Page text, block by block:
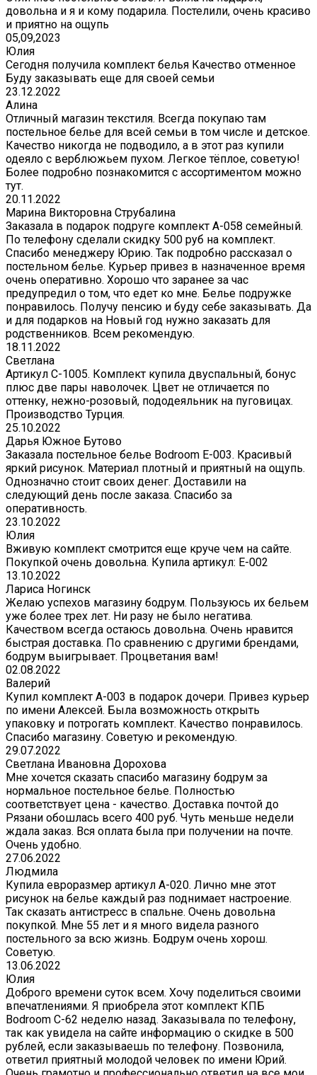
довольна и я и кому подарила. Постелили, очень красиво
и приятно на ощупь
05,09,2023
Юлия
Сегодня получила комплект белья Качество отменное
Буду заказывать еще для своей семьи
23.12.2022
Алина
Отличный магазин текстиля. Всегда покупаю там
постельное белье для всей семьи в том числе и детское.
Качество никогда не подводило, а в этот раз купили
одеяло с верблюжьем пухом. Легкое тёплое, советую!
Более подробно познакомится с ассортиментом можно
тут.
20.11.2022
Марина Викторовна Струбалина
Заказала в подарок подруге комплект А-058 семейный.
По телефону сделали скидку 500 руб на комплект.
Спасибо менеджеру Юрию. Так подробно рассказал о
постельном белье. Курьер привез в назначенное время
очень оперативно. Хорошо что заранее за час
предупредил о том, что едет ко мне. Белье подружке
понравилось. Получу пенсию и буду себе заказывать. Да
и для подарков на Новый год нужно заказать для
родственников. Всем рекомендую.
18.11.2022
Светлана
Артикул С-1005. Комплект купила двуспальный, бонус
плюс две пары наволочек. Цвет не отличается по
оттенку, нежно-розовый, пододеяльник на пуговицах.
Производство Турция.
25.10.2022
Дарья Южное Бутово
Заказала постельное белье Bodroom E-003. Красивый
яркий рисунок. Материал плотный и приятный на ощупь.
Однозначно стоит своих денег. Доставили на
следующий день после заказа. Спасибо за
оперативность.
23.10.2022
Юлия
Вживую комплект смотрится еще круче чем на сайте.
Покупкой очень довольна. Купила артикул: E-002
13.10.2022
Лариса Ногинск
Желаю успехов магазину бодрум. Пользуюсь их бельем
уже более трех лет. Ни разу не было негатива.
Качеством всегда остаюсь довольна. Очень нравится
быстрая доставка. По сравнению с другими брендами,
бодрум выигрывает. Процветания вам!
02.08.2022
Валерий
Купил комплект A-003 в подарок дочери. Привез курьер
по имени Алексей. Была возможность открыть
упаковку и потрогать комплект. Качество понравилось.
Спасибо магазину. Советую и рекомендую.
29.07.2022
Светлана Ивановна Дорохова
Мне хочется сказать спасибо магазину бодрум за
нормальное постельное белье. Полностью
соответствует цена - качество. Доставка почтой до
Рязани обошлась всего 400 руб. Чуть меньше недели
ждала заказ. Вся оплата была при получении на почте.
Очень удобно.
27.06.2022
Людмила
Купила евроразмер артикул А-020. Лично мне этот
рисунок на белье каждый раз поднимает настроение.
Так сказать антистресс в спальне. Очень довольна
покупкой. Мне 55 лет и я много видела разного
постельного за всю жизнь. Бодрум очень хорош.
Советую.
13.06.2022
Юлия
Доброго времени суток всем. Хочу поделиться своими
впечатлениями. Я приобрела этот комплект КПБ
Bodroom C-62 неделю назад. Заказывала по телефону,
так как увидела на сайте информацию о скидке в 500
рублей, если заказываешь по телефону. Позвонила,
ответил приятный молодой человек по имени Юрий.